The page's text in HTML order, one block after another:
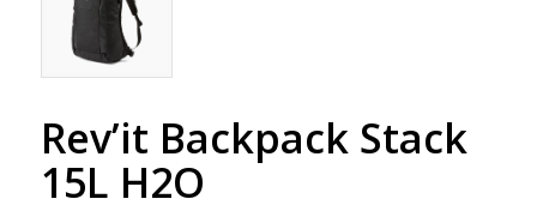
Rev’it Backpack Stack
15L H2O